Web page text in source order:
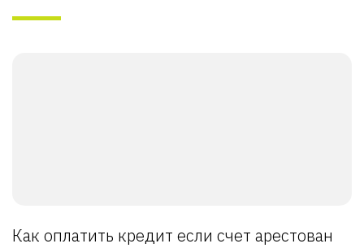
Как оплатить кредит если счет арестован